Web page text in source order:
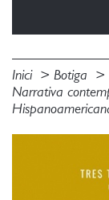
Inici Botiga
Narrativa